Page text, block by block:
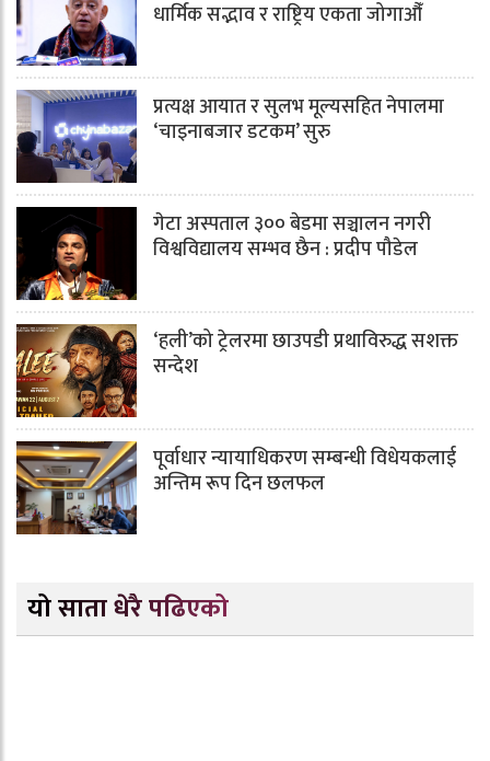
धार्मिक सद्भाव र राष्ट्रिय एकता जोगाऔँ
प्रत्यक्ष आयात र सुलभ मूल्यसहित नेपालमा
‘चाइनाबजार डटकम’ सुरु
गेटा अस्पताल ३०० बेडमा सञ्चालन नगरी
विश्वविद्यालय सम्भव छैन : प्रदीप पौडेल
‘हली’को ट्रेलरमा छाउपडी प्रथाविरुद्ध सशक्त
सन्देश
पूर्वाधार न्यायाधिकरण सम्बन्धी विधेयकलाई
अन्तिम रूप दिन छलफल
यो साता धेरै पढिएको